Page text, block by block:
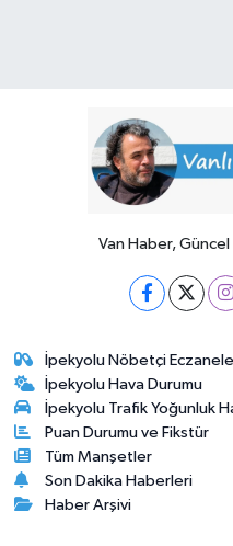
Van Haber, Güncel
İpekyolu Nöbetçi
İpekyolu Hava Durumu
İpekyolu Trafik Yoğunluk
Puan Durumu ve Fikstür
Tüm Manşetler
Son Dakika Haberleri
Haber Arşivi